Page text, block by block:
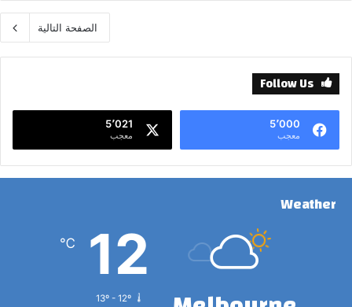
الصفحة التالية
Follow Us
5٬000
معجب
5٬021
معجب
Weather
12
℃
13º - 12º